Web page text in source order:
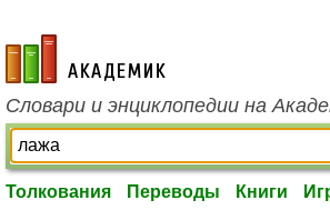
academic.ru
Словари и энциклопедии на
Толкования Переводы Книги